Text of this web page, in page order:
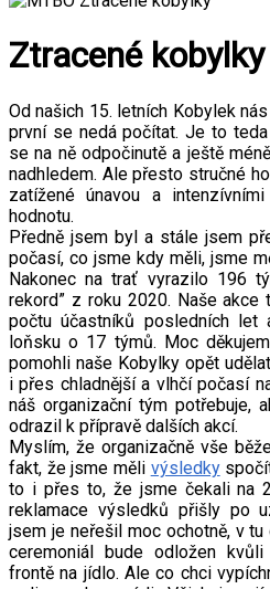
Ztracené
Od našich 15. letních Kobylek
první se nedá počítat. Je to
se na ně odpočinutě a ještě
nadhledem. Ale přesto stručné
zatížené únavou a
hodnotu.
Předně jsem byl a stále jsem
počasí, co jsme kdy měli, jsme
Nakonec na trať vyrazilo 196
rekord” z roku 2020. Naše
počtu účastníků posledních
loňsku o 17 týmů. Moc
pomohli naše Kobylky opět
i přes chladnější a vlhčí počasí
náš organizační tým potřebuje,
odrazil k přípravě dalších akcí.
Myslím, že organizačně vše
fakt, že jsme měli výsledky
to i přes to, že jsme čekali na
reklamace výsledků přišly po
jsem je neřešil moc ochotně, v
ceremoniál bude odložen
frontě na jídlo. Ale co chci